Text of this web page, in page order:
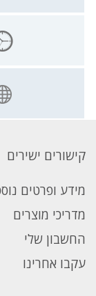
קישורים ישירים
מידע ופרטים
מדריכי מוצרים
החשבון שלי
עקבו אחרינו